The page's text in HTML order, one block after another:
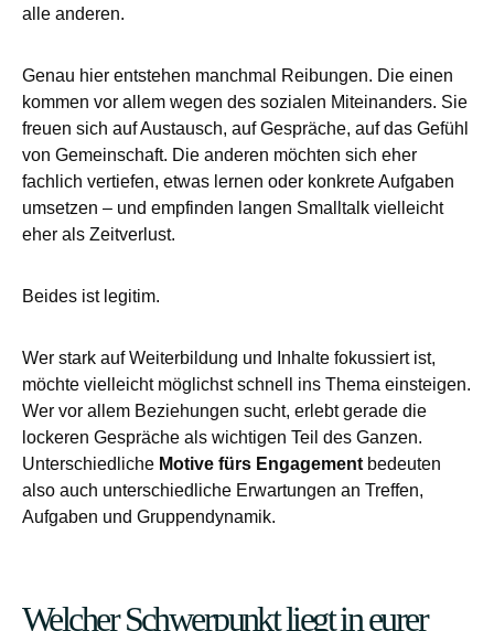
alle anderen.
Genau hier entstehen manchmal Reibungen. Die einen
kommen vor allem wegen des sozialen Miteinanders. Sie
freuen sich auf Austausch, auf Gespräche, auf das Gefühl
von Gemeinschaft. Die anderen möchten sich eher
fachlich vertiefen, etwas lernen oder konkrete Aufgaben
umsetzen – und empfinden langen Smalltalk vielleicht
eher als Zeitverlust.
Beides ist legitim.
Wer stark auf Weiterbildung und Inhalte fokussiert ist,
möchte vielleicht möglichst schnell ins Thema einsteigen.
Wer vor allem Beziehungen sucht, erlebt gerade die
lockeren Gespräche als wichtigen Teil des Ganzen.
Unterschiedliche Motive fürs Engagement bedeuten
also auch unterschiedliche Erwartungen an Treffen,
Aufgaben und Gruppendynamik.
Welcher Schwerpunkt liegt in eurer